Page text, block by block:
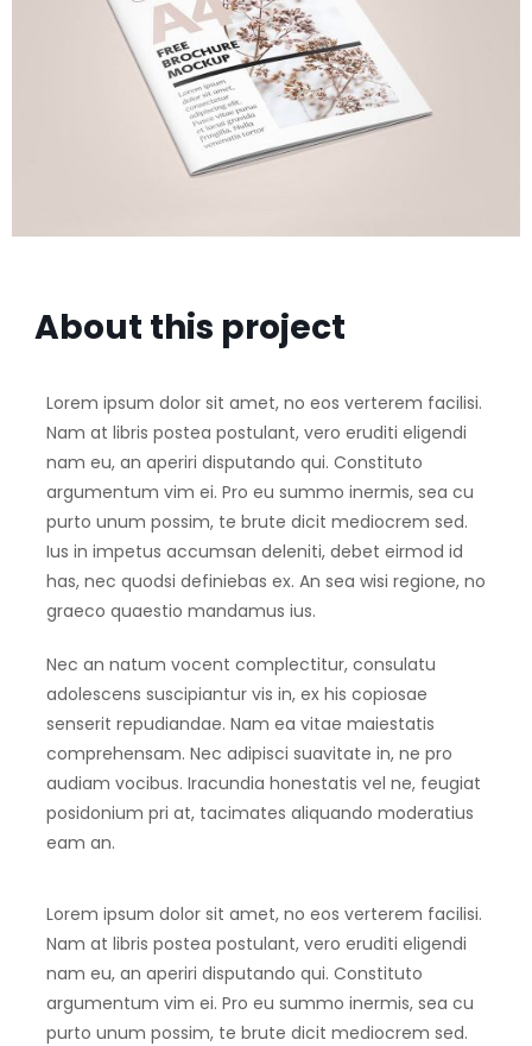
About this project
Lorem ipsum dolor sit amet, no eos verterem facilisi.
Nam at libris postea postulant, vero eruditi eligendi
nam eu, an aperiri disputando qui. Constituto
argumentum vim ei. Pro eu summo inermis, sea cu
purto unum possim, te brute dicit mediocrem sed.
Ius in impetus accumsan deleniti, debet eirmod id
has, nec quodsi definiebas ex. An sea wisi regione, no
graeco quaestio mandamus ius.
Nec an natum vocent complectitur, consulatu
adolescens suscipiantur vis in, ex his copiosae
senserit repudiandae. Nam ea vitae maiestatis
comprehensam. Nec adipisci suavitate in, ne pro
audiam vocibus. Iracundia honestatis vel ne, feugiat
posidonium pri at, tacimates aliquando moderatius
eam an.
Lorem ipsum dolor sit amet, no eos verterem facilisi.
Nam at libris postea postulant, vero eruditi eligendi
nam eu, an aperiri disputando qui. Constituto
argumentum vim ei. Pro eu summo inermis, sea cu
purto unum possim, te brute dicit mediocrem sed.